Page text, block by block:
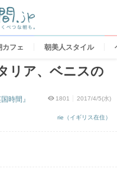
カフェ 朝美人スタイル
リア、ベニスの
1801 2017/4/5(水)
rie（イギリス在住）
時間』